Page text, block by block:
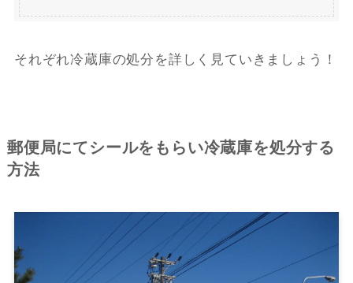
それぞれ冷蔵庫の処分を詳しく見ていきましょう！
郵便局にてシールをもらい冷蔵庫を処分する
方法